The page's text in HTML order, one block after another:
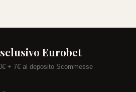
Eurobet
+ 7€ al deposito Scommesse